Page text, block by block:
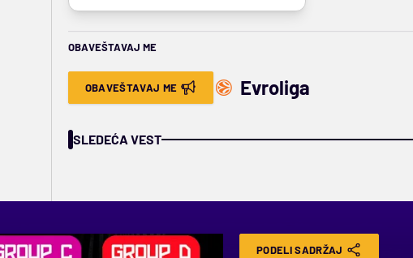
OBAVEŠTAVAJ ME
OBAVEŠTAVAJ ME Evroliga
SLEDEĆA VEST
PODELI SADRŽAJ